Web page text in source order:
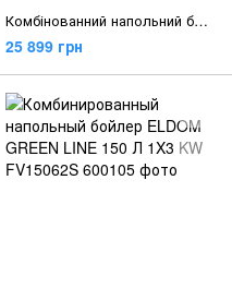
Комбінованний напольний бойлер NOVA TEC TITAN 200 2kW
25 899 грн